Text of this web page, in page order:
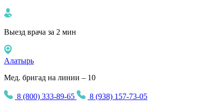
Выезд врача за 2 мин
Алатырь
Мед. бригад на линии – 10
8 (800) 333-89-65
8 (938) 157-73-05